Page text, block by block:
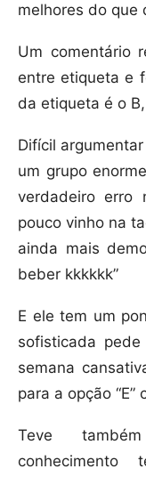
melhores do que
Um comentário
entre etiqueta e
da etiqueta é o
Difícil
um grupo
verdadeiro erro
pouco vinho na
ainda mais
beber kkkkkk”
E ele tem um
sofisticada
semana
para a opção
Teve
conhecimento